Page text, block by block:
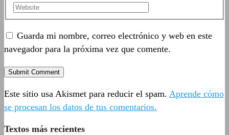
Guarda mi nombre, correo electrónico y web en este
navegador para la próxima vez que comente.
Este sitio usa Akismet para reducir el spam. Aprende cómo
se procesan los datos de tus comentarios.
Textos más recientes